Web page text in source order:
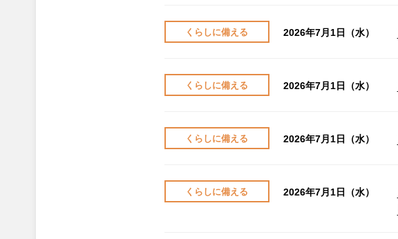
くらしに備える 2026年7月1日（水）
くらしに備える 2026年7月1日（水）
くらしに備える 2026年7月1日（水）
くらしに備える 2026年7月1日（水）